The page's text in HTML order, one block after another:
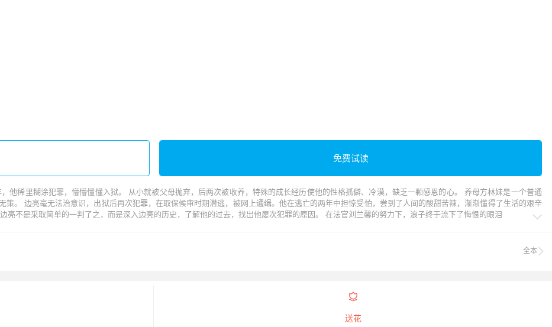
免费试读
他稀里糊涂犯罪，懵懵懂懂入狱。 从小就被父母抛弃，后两次被收养，特殊的成长经历使他的性格孤僻、冷漠，缺乏一颗感恩的心。 养母方林妹是一个普通
。 边亮毫无法治意识，出狱后再次犯罪，在取保候审时期潜逃，被网上通缉。他在逃亡的两年中担惊受怕，尝到了人间的酸甜苦辣，渐渐懂得了生活的艰辛
亮不是采取简单的一判了之，而是深入边亮的历史，了解他的过去，找出他屡次犯罪的原因。 在法官刘兰馨的努力下，浪子终于流下了悔恨的眼泪

全本

送花